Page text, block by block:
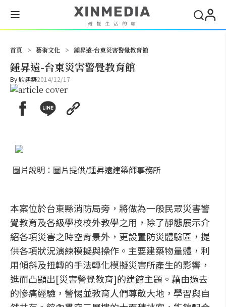
首頁 > 藝術文化 > 鍾昇遠-台東災害警覺教育館
鍾昇遠-台東災害警覺教育館
By欣建築2014/12/17
圖片說明：圖片提供/鍾昇遠建築師事務所
本案位於台東縣消防局旁，將做為一般民眾災害警
覺教育及各級學校校外教學之用，除了靜態展示介
紹各項災害之時空背景外，更設置防災體驗區，提
供各項狀況演練模擬與操作。主要建築物量體，利
用傾斜及扭轉的手法轉化模擬災害所產生的影響，
進而凸顯出[災害警覺教育]的建館主題。藉由過去
的慘痛經驗，警惕並教育人們尊敬大地，學習與自